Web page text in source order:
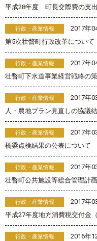
平成28年度 町長交際費の支
行政・産業情報
2017年
第5次壮瞥町行政改革について
行政・産業情報
2017年
壮瞥町下水道事業経営戦略の
行政・産業情報
2017年
人・農地プラン見直しの協議
行政・産業情報
2017年
橋梁点検結果の公表について
行政・産業情報
2017年
壮瞥町公共施設等総合管理計
行政・産業情報
2017年
平成27年度地方消費税交付金
行政・産業情報
2016年